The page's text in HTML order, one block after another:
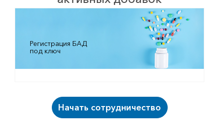
Регистрация БАД
под ключ
Начать сотрудничество